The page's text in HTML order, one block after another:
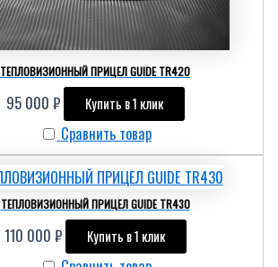
ТЕПЛОВИЗИОННЫЙ ПРИЦЕЛ GUIDE TR420
95 000 ₽ Купить в 1 клик
Сравнить товар
ТЕПЛОВИЗИОННЫЙ ПРИЦЕЛ GUIDE TR430
110 000 ₽ Купить в 1 клик